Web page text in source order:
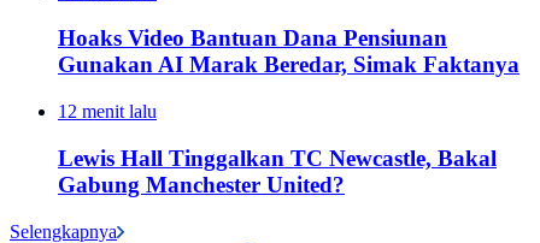
Hoaks Video Bantuan Dana Pensiunan
Gunakan AI Marak Beredar, Simak Faktanya
12 menit lalu
Lewis Hall Tinggalkan TC Newcastle, Bakal
Gabung Manchester United?
Selengkapnya